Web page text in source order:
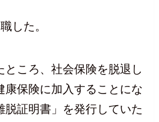
した。
ところ、社会保険を脱退し
康保険に加入することにな
脱証明書」を発行していた